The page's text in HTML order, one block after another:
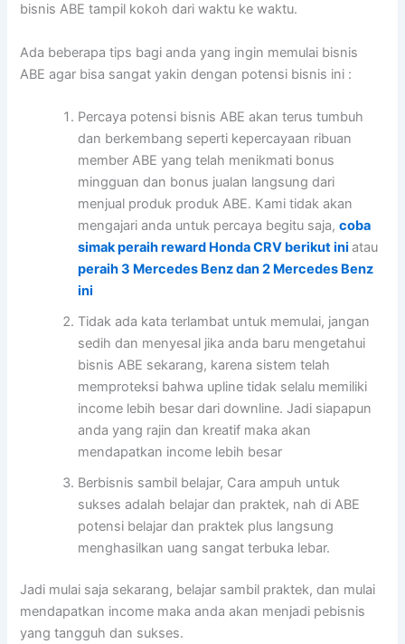
bisnis ABE tampil kokoh dari waktu ke waktu.
Ada beberapa tips bagi anda yang ingin memulai bisnis
ABE agar bisa sangat yakin dengan potensi bisnis ini :
Percaya potensi bisnis ABE akan terus tumbuh
dan berkembang seperti kepercayaan ribuan
member ABE yang telah menikmati bonus
mingguan dan bonus jualan langsung dari
menjual produk produk ABE. Kami tidak akan
mengajari anda untuk percaya begitu saja,coba
simak peraih reward Honda CRV berikut iniatau
peraih 3 Mercedes Benz dan 2 Mercedes Benz
ini
Tidak ada kata terlambat untuk memulai, jangan
sedih dan menyesal jika anda baru mengetahui
bisnis ABE sekarang, karena sistem telah
memproteksi bahwa upline tidak selalu memiliki
income lebih besar dari downline. Jadi siapapun
anda yang rajin dan kreatif maka akan
mendapatkan income lebih besar
Berbisnis sambil belajar, Cara ampuh untuk
sukses adalah belajar dan praktek, nah di ABE
potensi belajar dan praktek plus langsung
menghasilkan uang sangat terbuka lebar.
Jadi mulai saja sekarang, belajar sambil praktek, dan mulai
mendapatkan income maka anda akan menjadi pebisnis
yang tangguh dan sukses.